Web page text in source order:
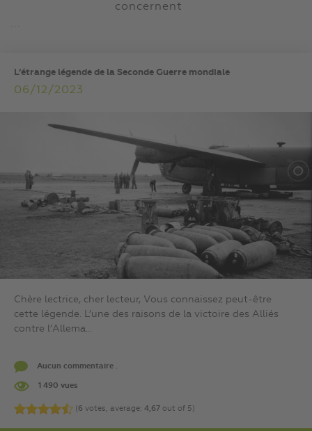
concernent
...
L’étrange légende de la Seconde Guerre mondiale
06/12/2023
Chère lectrice, cher lecteur, Vous connaissez peut-être
cette légende. L’une des raisons de la victoire des Alliés
contre l’Allema...
Aucun commentaire .
1 490 vues
(6 votes, average: 4,67 out of 5)